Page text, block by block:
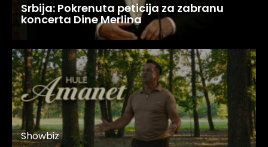
Srbija: Pokrenuta peticija za zabranu
koncerta Dine Merlina
Showbiz